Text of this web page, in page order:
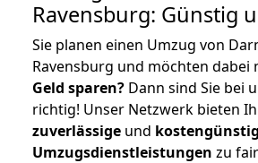
Ravensburg: Günstig
Sie planen einen Umzug von
Ravensburg und möchten dabei
Geld sparen? Dann sind Sie bei
richtig! Unser Netzwerk bieten
zuverlässige und
Umzugsdienstleistungen zu